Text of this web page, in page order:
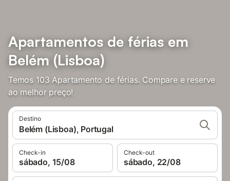
Apartamentos de férias em
Belém (Lisboa)
Temos 103 Apartamento de férias. Compare e reserve
ao melhor preço!
Destino
Belém (Lisboa), Portugal
Check-in
sábado, 15/08
Check-out
sábado, 22/08